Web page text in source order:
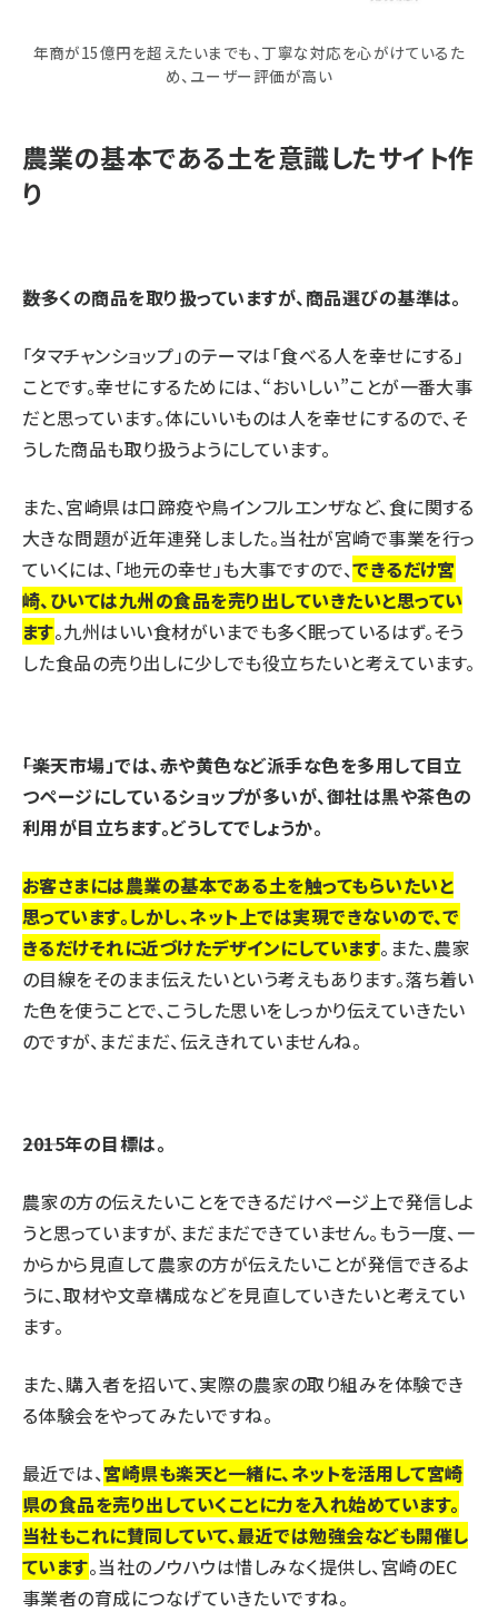
年商が15億円を超えたいまでも、丁寧な対応を心がけているた
め、ユーザー評価が高い
農業の基本である土を意識したサイト作
り
――数多くの商品を取り扱っていますが、商品選びの基準は。
「タマチャンショップ」のテーマは「食べる人を幸せにする」
ことです。幸せにするためには、“おいしい”ことが一番大事
だと思っています。体にいいものは人を幸せにするので、そ
うした商品も取り扱うようにしています。
また、宮崎県は口蹄疫や鳥インフルエンザなど、食に関する
大きな問題が近年連発しました。当社が宮崎で事業を行っ
ていくには、「地元の幸せ」も大事ですので、できるだけ宮
崎、ひいては九州の食品を売り出していきたいと思ってい
ます。九州はいい食材がいまでも多く眠っているはず。そう
した食品の売り出しに少しでも役立ちたいと考えています。
――「楽天市場」では、赤や黄色など派手な色を多用して目立
つページにしているショップが多いが、御社は黒や茶色の
利用が目立ちます。どうしてでしょうか。
お客さまには農業の基本である土を触ってもらいたいと
思っています。しかし、ネット上では実現できないので、で
きるだけそれに近づけたデザインにしています。また、農家
の目線をそのまま伝えたいという考えもあります。落ち着い
た色を使うことで、こうした思いをしっかり伝えていきたい
のですが、まだまだ、伝えきれていませんね。
――2015年の目標は。
農家の方の伝えたいことをできるだけページ上で発信しよ
うと思っていますが、まだまだできていません。もう一度、一
からから見直して農家の方が伝えたいことが発信できるよ
うに、取材や文章構成などを見直していきたいと考えてい
ます。
また、購入者を招いて、実際の農家の取り組みを体験でき
る体験会をやってみたいですね。
最近では、宮崎県も楽天と一緒に、ネットを活用して宮崎
県の食品を売り出していくことに力を入れ始めています。
当社もこれに賛同していて、最近では勉強会なども開催し
ています。当社のノウハウは惜しみなく提供し、宮崎のEC
事業者の育成につなげていきたいですね。